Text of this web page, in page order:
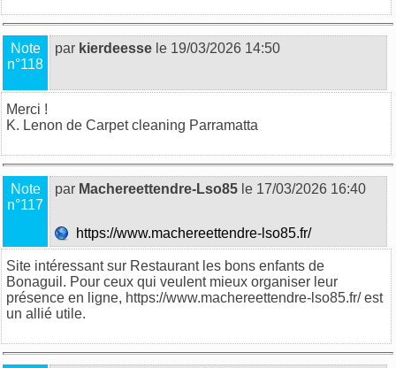
Note
n°118
par kierdeesse le 19/03/2026 14:50
Merci !
K. Lenon de Carpet cleaning Parramatta
Note
n°117
par Machereettendre-Lso85 le 17/03/2026 16:40
https://www.machereettendre-lso85.fr/
Site intéressant sur Restaurant les bons enfants de
Bonaguil. Pour ceux qui veulent mieux organiser leur
présence en ligne, https://www.machereettendre-lso85.fr/ est
un allié utile.